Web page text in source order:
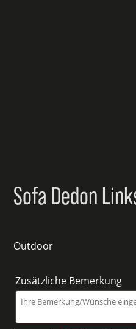
Sofa Dedon
Outdoor
Zusätzliche Bemerkung